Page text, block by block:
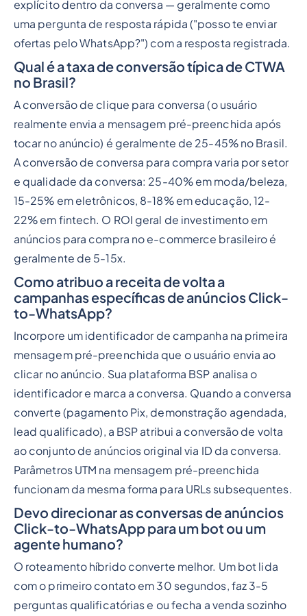
explícito dentro da conversa — geralmente como
uma pergunta de resposta rápida ("posso te enviar
ofertas pelo WhatsApp?") com a resposta registrada.
Qual é a taxa de conversão típica de CTWA
no Brasil?
A conversão de clique para conversa (o usuário
realmente envia a mensagem pré-preenchida após
tocar no anúncio) é geralmente de 25-45% no Brasil.
A conversão de conversa para compra varia por setor
e qualidade da conversa: 25-40% em moda/beleza,
15-25% em eletrônicos, 8-18% em educação, 12-
22% em fintech. O ROI geral de investimento em
anúncios para compra no e-commerce brasileiro é
geralmente de 5-15x.
Como atribuo a receita de volta a
campanhas específicas de anúncios Click-
to-WhatsApp?
Incorpore um identificador de campanha na primeira
mensagem pré-preenchida que o usuário envia ao
clicar no anúncio. Sua plataforma BSP analisa o
identificador e marca a conversa. Quando a conversa
converte (pagamento Pix, demonstração agendada,
lead qualificado), a BSP atribui a conversão de volta
ao conjunto de anúncios original via ID da conversa.
Parâmetros UTM na mensagem pré-preenchida
funcionam da mesma forma para URLs subsequentes.
Devo direcionar as conversas de anúncios
Click-to-WhatsApp para um bot ou um
agente humano?
O roteamento híbrido converte melhor. Um bot lida
com o primeiro contato em 30 segundos, faz 3-5
perguntas qualificatórias e ou fecha a venda sozinho